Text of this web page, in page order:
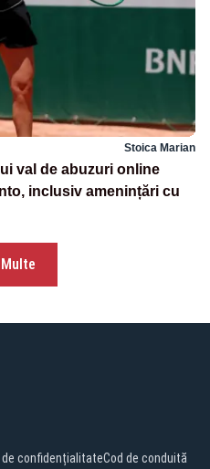
Stoica Marian
val de abuzuri online
inclusiv amenințări cu
de confidențialitateCod de conduită